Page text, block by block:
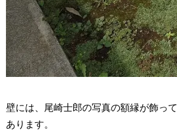
壁には、尾崎士郎の写真の額縁が飾って
あります。